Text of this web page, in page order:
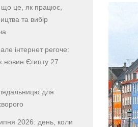
що це, як працює,
та вибір
інтернет регоче:
новин Єгипту 27
для
2026: день, коли